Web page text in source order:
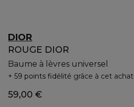
DIOR
ROUGE DIOR
Baume à lèvres universel
59 points fidélité grâce à cet achat
59,00 €